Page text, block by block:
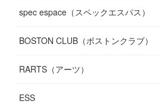
spec espace（スペックエスパス）
BOSTON CLUB（ボストンクラブ）
RARTS（アーツ）
ESS